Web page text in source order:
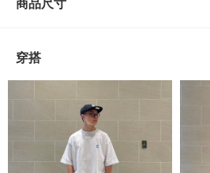
魅力之一。
※商品色澤會依據環境光源會有些許不
創立於1976年的男裝休閒支線。以
商品尺寸
穿搭